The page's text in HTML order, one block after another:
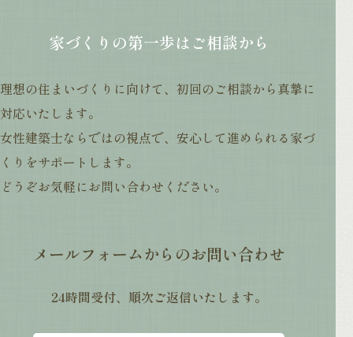
家づくりの第一歩はご相談から
理想の住まいづくりに向けて、初回のご相談から真摯に
対応いたします。
女性建築士ならではの視点で、安心して進められる家づ
くりをサポートします。
どうぞお気軽にお問い合わせください。
メールフォームからのお問い合わせ
24時間受付、順次ご返信いたします。